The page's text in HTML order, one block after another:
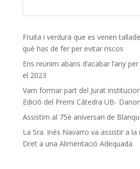
Fruita i verdura que es venen
què has de fer per evitar riscos
Ens reunim abans d’acabar l’any
el 2023
Vam formar part del Jurat
Edició del Premi Càtedra UB-
Assistim al 75è aniversari de
La Sra. Inés Navarro va assistir a la
Dret a una Alimentació Adequada